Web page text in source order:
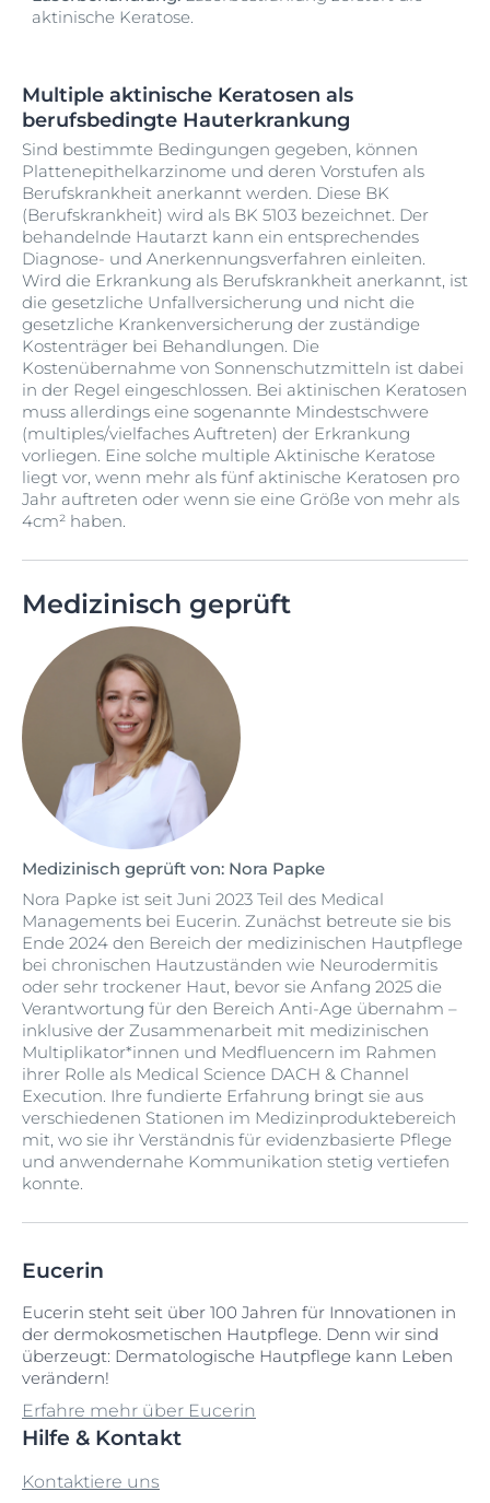
aktinische Keratose.
Multiple aktinische Keratosen als
berufsbedingte Hauterkrankung
Sind bestimmte Bedingungen gegeben, können
Plattenepithelkarzinome und deren Vorstufen als
Berufskrankheit anerkannt werden. Diese BK
(Berufskrankheit) wird als BK 5103 bezeichnet. Der
behandelnde Hautarzt kann ein entsprechendes
Diagnose- und Anerkennungsverfahren einleiten.
Wird die Erkrankung als Berufskrankheit anerkannt, ist
die gesetzliche Unfallversicherung und nicht die
gesetzliche Krankenversicherung der zuständige
Kostenträger bei Behandlungen. Die
Kostenübernahme von Sonnenschutzmitteln ist dabei
in der Regel eingeschlossen. Bei aktinischen Keratosen
muss allerdings eine sogenannte Mindestschwere
(multiples/vielfaches Auftreten) der Erkrankung
vorliegen. Eine solche multiple Aktinische Keratose
liegt vor, wenn mehr als fünf aktinische Keratosen pro
Jahr auftreten oder wenn sie eine Größe von mehr als
4cm² haben.
Medizinisch geprüft
Medizinisch geprüft von: Nora Papke
Nora Papke ist seit Juni 2023 Teil des Medical
Managements bei Eucerin. Zunächst betreute sie bis
Ende 2024 den Bereich der medizinischen Hautpflege
bei chronischen Hautzuständen wie Neurodermitis
oder sehr trockener Haut, bevor sie Anfang 2025 die
Verantwortung für den Bereich Anti-Age übernahm –
inklusive der Zusammenarbeit mit medizinischen
Multiplikator*innen und Medfluencern im Rahmen
ihrer Rolle als Medical Science DACH & Channel
Execution. Ihre fundierte Erfahrung bringt sie aus
verschiedenen Stationen im Medizinproduktebereich
mit, wo sie ihr Verständnis für evidenzbasierte Pflege
und anwendernahe Kommunikation stetig vertiefen
konnte.
Eucerin
Eucerin steht seit über 100 Jahren für Innovationen in
der dermokosmetischen Hautpflege. Denn wir sind
überzeugt: Dermatologische Hautpflege kann Leben
verändern!
Erfahre mehr über Eucerin
Hilfe & Kontakt
Kontaktiere uns